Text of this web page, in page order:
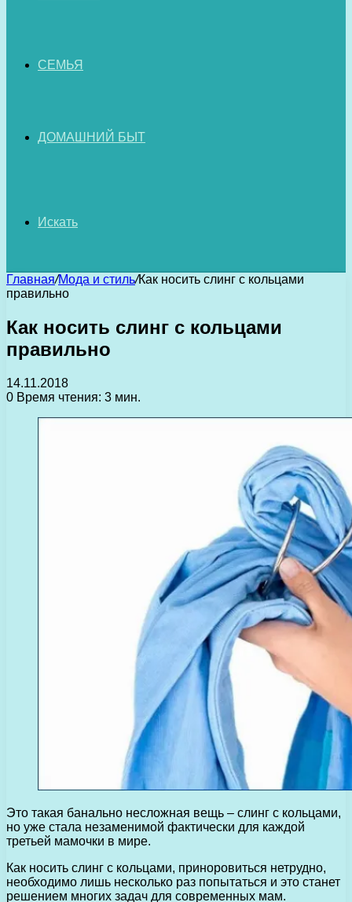
СЕМЬЯ
ДОМАШНИЙ БЫТ
Искать
Главная/Мода и стиль/Как носить слинг с кольцами
правильно
Как носить слинг с кольцами
правильно
14.11.2018
0 Время чтения: 3 мин.
Это такая банально несложная вещь – слинг с кольцами,
но уже стала незаменимой фактически для каждой
третьей мамочки в мире.
Как носить слинг с кольцами, приноровиться нетрудно,
необходимо лишь несколько раз попытаться и это станет
решением многих задач для современных мам.